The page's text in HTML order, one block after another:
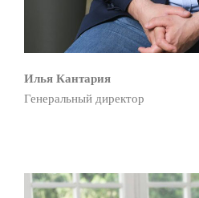
Илья Кантария
Генеральный директор